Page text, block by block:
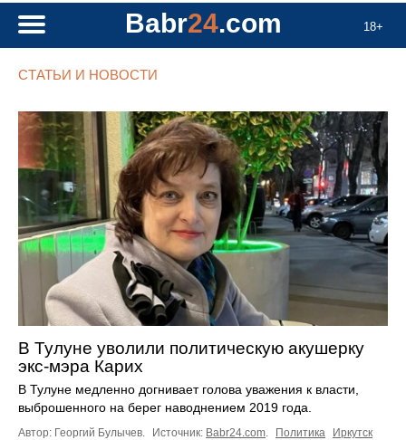
18+
Babr24.com
СТАТЬИ И НОВОСТИ
В Тулуне уволили политическую акушерку
экс-мэра Карих
В Тулуне медленно догнивает голова уважения к власти,
выброшенного на берег наводнением 2019 года.
Автор: Георгий Булычев. Источник: Babr24.com Политика
Иркутск